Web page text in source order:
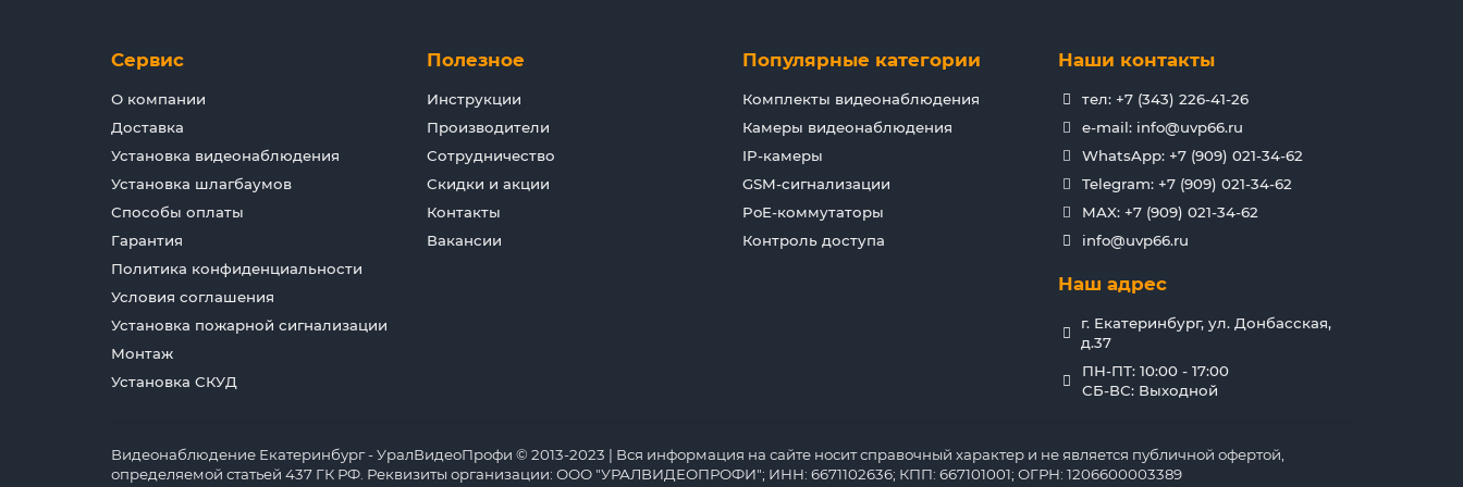
Сервис
О компании
Доставка
Установка видеонаблюдения
Установка шлагбаумов
Способы оплаты
Гарантия
Политика конфиденциальности
Условия соглашения
Установка пожарной сигнализации
Монтаж
Установка СКУД
Полезное
Инструкции
Производители
Сотрудничество
Скидки и акции
Контакты
Вакансии
Популярные категории
Комплекты видеонаблюдения
Камеры видеонаблюдения
IP-камеры
GSM-сигнализации
PoE-коммутаторы
Контроль доступа
Наши контакты
тел: +7 (343) 226-41-26
e-mail: info@uvp66.ru
WhatsApp: +7 (909) 021-34-62
Telegram: +7 (909) 021-34-62
MAX: +7 (909) 021-34-62
info@uvp66.ru
Наш адрес
г. Екатеринбург, ул. Донбасская,
д.37
ПН-ПТ: 10:00 - 17:00
СБ-ВС: Выходной
Видеонаблюдение Екатеринбург - УралВидеоПрофи © 2013-2023 | Вся информация на сайте носит справочный характер и не является публичной офертой,
определяемой статьей 437 ГК РФ. Реквизиты организации: ООО "УРАЛВИДЕОПРОФИ"; ИНН: 6671102636; КПП: 667101001; ОГРН: 1206600003389